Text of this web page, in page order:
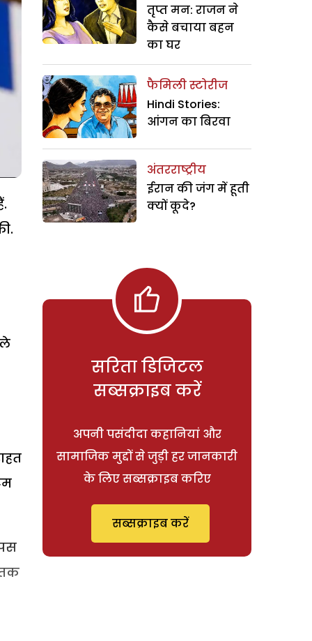
तृप्त मन: राजन ने
कैसे बचाया बहन
का घर
फैमिली स्टोरीज
Hindi Stories:
आंगन का बिरवा
अंतरराष्ट्रीय
ईरान की जंग में हूती
क्यों कूदे?
सरिता डिजिटल
सब्सक्राइब करें
अपनी पसंदीदा कहानियां और
सामाजिक मुद्दों से जुड़ी हर जानकारी
के लिए सब्सक्राइब करिए
सब्सक्राइब करें